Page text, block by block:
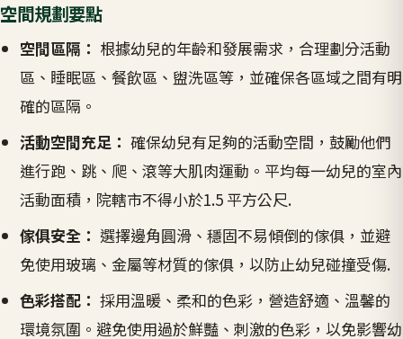
空間規劃要點
空間區隔： 根據幼兒的年齡和發展需求，合理劃分活動
區、睡眠區、餐飲區、盥洗區等，並確保各區域之間有明
確的區隔。
活動空間充足： 確保幼兒有足夠的活動空間，鼓勵他們
進行跑、跳、爬、滾等大肌肉運動。平均每一幼兒的室內
活動面積，院轄市不得小於1.5 平方公尺.
傢俱安全： 選擇邊角圓滑、穩固不易傾倒的傢俱，並避
免使用玻璃、金屬等材質的傢俱，以防止幼兒碰撞受傷.
色彩搭配： 採用溫暖、柔和的色彩，營造舒適、溫馨的
環境氛圍。避免使用過於鮮豔、刺激的色彩，以免影響幼